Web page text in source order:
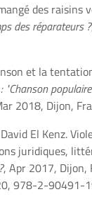
des
des réparateurs ?
et la
"Chanson
2018, Dijon,
El Kenz.
juridiques,
, Apr 2017, Dijon,
978-2-90491-